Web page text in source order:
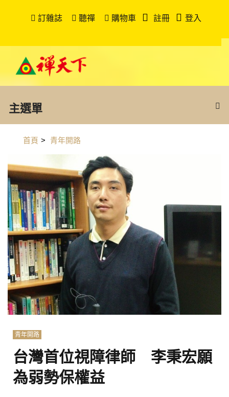
訂雜誌 聽禪 購物車 註冊 登入
主選單
首頁 > 青年開路
青年開路
台灣首位視障律師 李秉宏願
為弱勢保權益